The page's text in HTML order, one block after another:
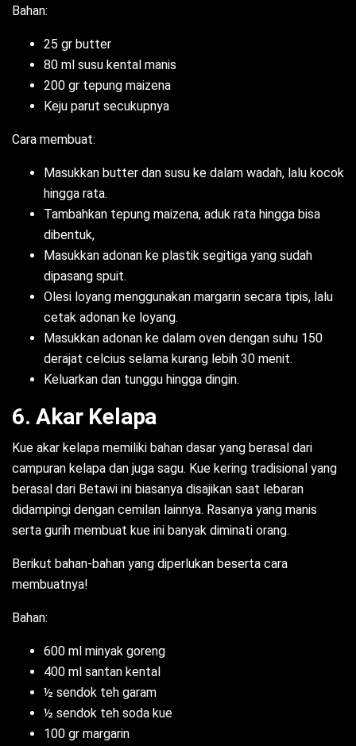
Bahan:
25 gr butter
80 ml susu kental manis
200 gr tepung maizena
Keju parut secukupnya
Cara membuat:
Masukkan butter dan susu ke dalam wadah, lalu kocok
hingga rata.
Tambahkan tepung maizena, aduk rata hingga bisa
dibentuk,
Masukkan adonan ke plastik segitiga yang sudah
dipasang spuit.
Olesi loyang menggunakan margarin secara tipis, lalu
cetak adonan ke loyang.
Masukkan adonan ke dalam oven dengan suhu 150
derajat celcius selama kurang lebih 30 menit.
Keluarkan dan tunggu hingga dingin.
6. Akar Kelapa
Kue akar kelapa memiliki bahan dasar yang berasal dari
campuran kelapa dan juga sagu. Kue kering tradisional yang
berasal dari Betawi ini biasanya disajikan saat lebaran
didampingi dengan cemilan lainnya. Rasanya yang manis
serta gurih membuat kue ini banyak diminati orang.
Berikut bahan-bahan yang diperlukan beserta cara
membuatnya!
Bahan:
600 ml minyak goreng
400 ml santan kental
½ sendok teh garam
½ sendok teh soda kue
100 gr margarin